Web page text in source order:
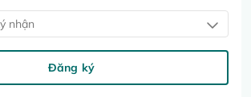
nhận
Đăng ký